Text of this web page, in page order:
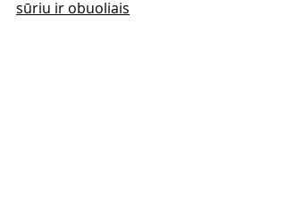
sūriu ir obuoliais